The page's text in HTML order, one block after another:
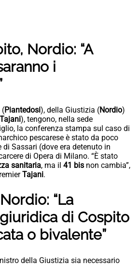
Nordio: “A
i
(Piantedosi), della Giustizia (Nordio)
Tajani), tengono, nella sede
la conferenza stampa sul caso di
pescarese è stato da poco
Sassari (dove era detenuto in
di Opera di Milano. “È stato
sanitaria, ma il 41 bis non cambia”,
Tajani.
“La
di Cospito
o bivalente”
della Giustizia sia necessario